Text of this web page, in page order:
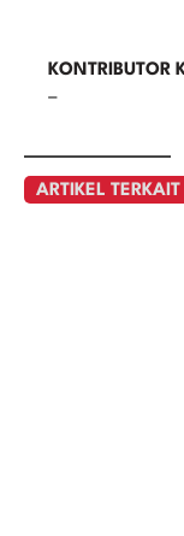
KONTRIBUTOR
–
ARTIKEL TERKAIT